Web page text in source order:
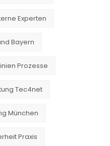
Experten
Bayern
Prozesse
Tec4net
München
Praxis